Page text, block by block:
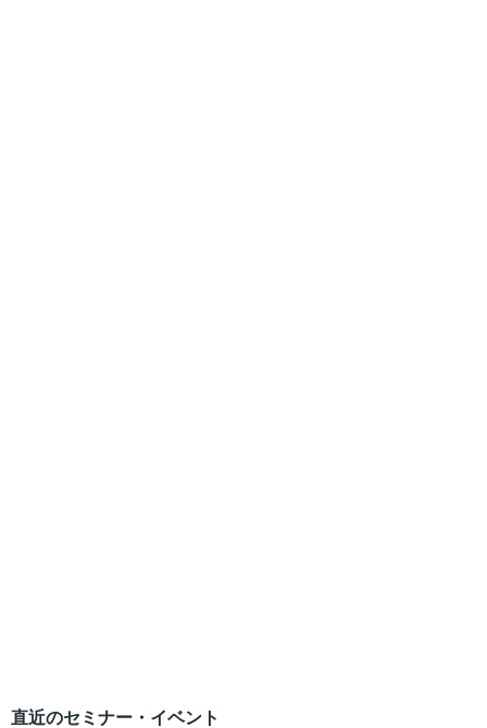
直近のセミナー・イベント